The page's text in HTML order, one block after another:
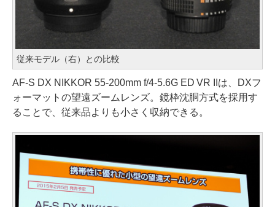
従来モデル（右）との比較
AF-S DX NIKKOR 55-200mm f/4-5.6G ED VR IIは、DXフ
ォーマットの望遠ズームレンズ。鏡枠沈胴方式を採用す
ることで、従来品よりも小さく収納できる。